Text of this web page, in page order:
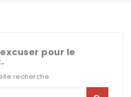
pour le
recherche